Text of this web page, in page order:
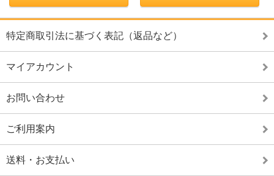
特定商取引法に基づく表記（返品など）
マイアカウント
お問い合わせ
ご利用案内
送料・お支払い